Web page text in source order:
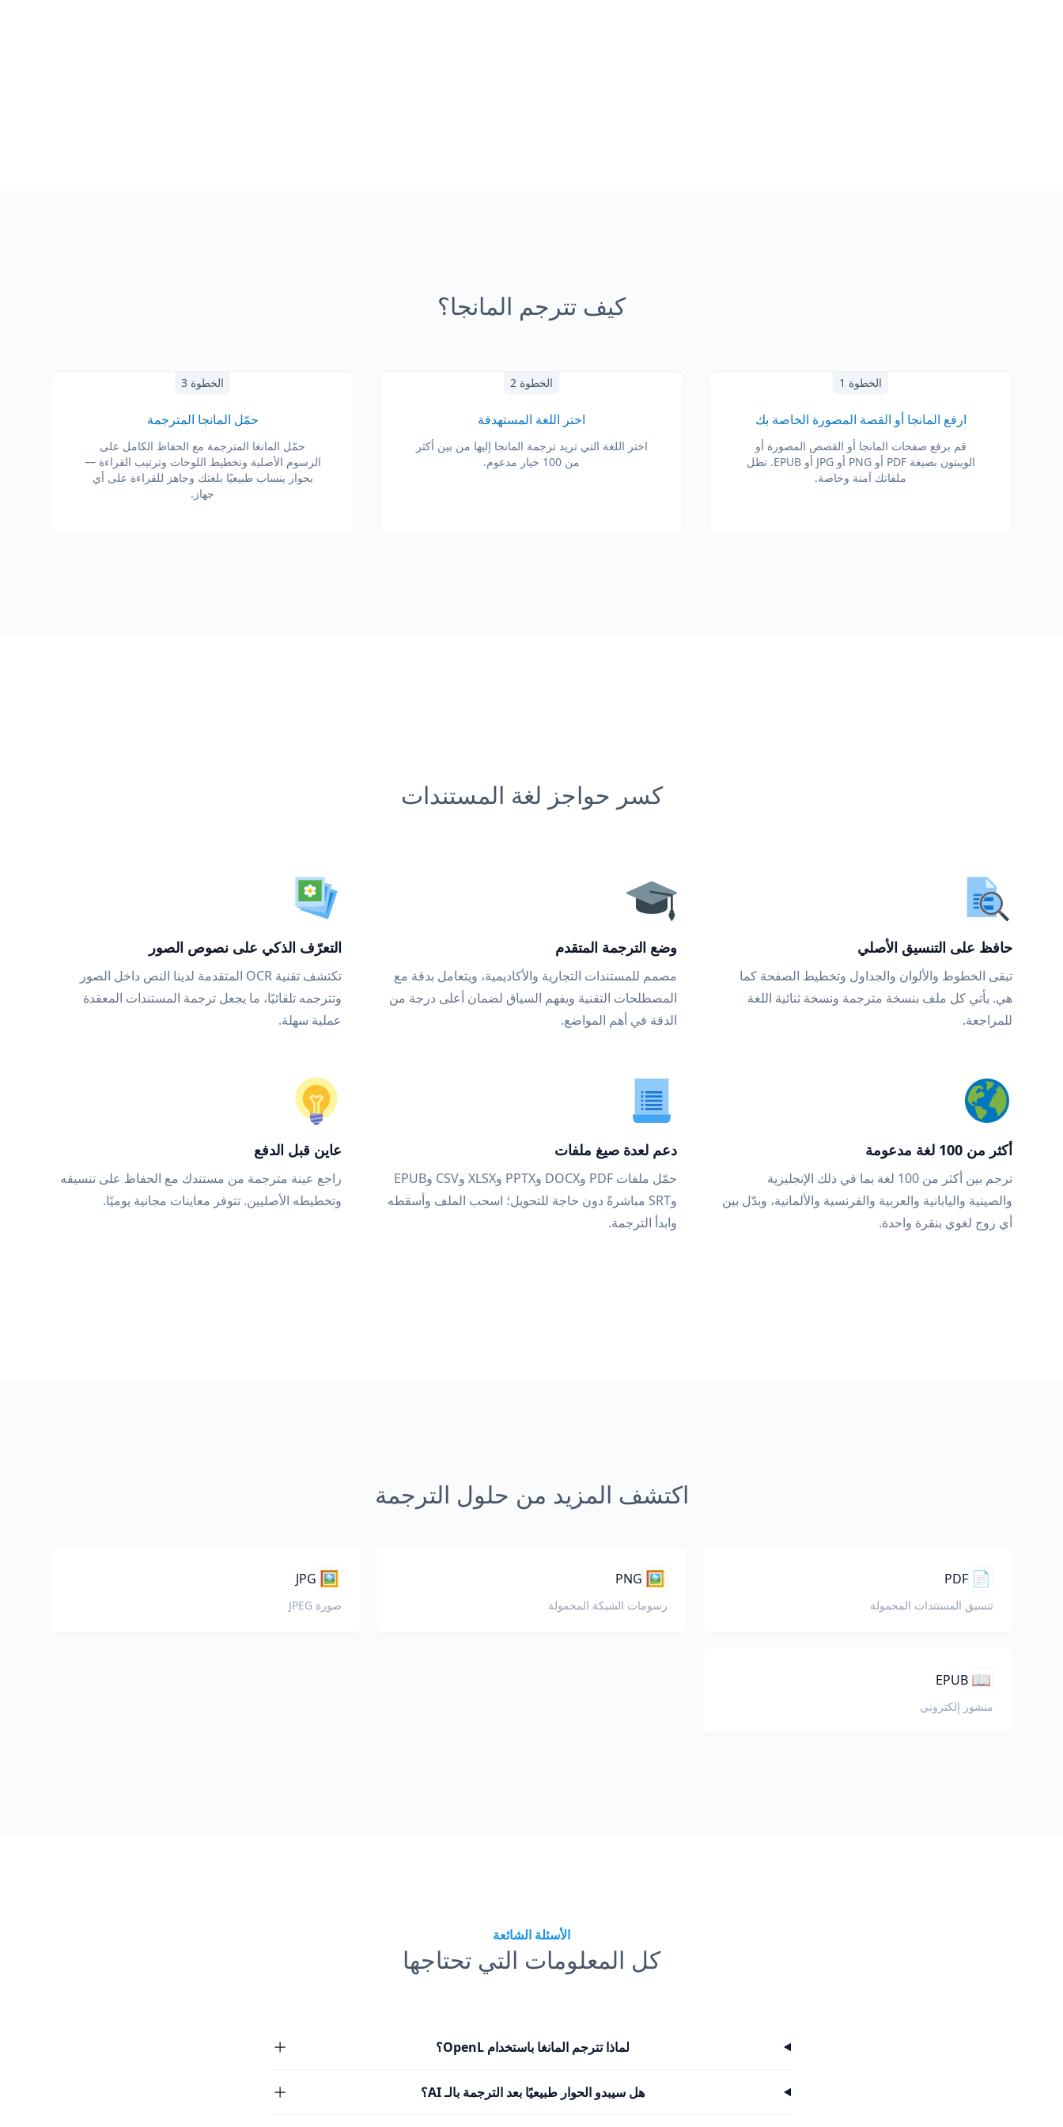
كيف تترجم المانجا؟
الخطوة 1
ارفع المانجا أو القصة المصورة الخاصة بك
قم برفع صفحات المانجا أو القصص المصورة أو
الويبتون بصيغة PDF أو PNG أو JPG أو EPUB. تظل
ملفاتك آمنة وخاصة.
الخطوة 2
اختر اللغة المستهدفة
اختر اللغة التي تريد ترجمة المانجا إليها من بين أكثر
من 100 خيار مدعوم.
الخطوة 3
حمّل المانجا المترجمة
حمّل المانغا المترجمة مع الحفاظ الكامل على
الرسوم الأصلية وتخطيط اللوحات وترتيب القراءة —
بحوار ينساب طبيعيًا بلغتك وجاهز للقراءة على أي
جهاز.
كسر حواجز لغة المستندات
حافظ على التنسيق الأصلي
تبقى الخطوط والألوان والجداول وتخطيط الصفحة كما
هي. يأتي كل ملف بنسخة مترجمة ونسخة ثنائية اللغة
للمراجعة.
وضع الترجمة المتقدم
مصمم للمستندات التجارية والأكاديمية، ويتعامل بدقة مع
المصطلحات التقنية ويفهم السياق لضمان أعلى درجة من
الدقة في أهم المواضع.
التعرّف الذكي على نصوص الصور
تكتشف تقنية OCR المتقدمة لدينا النص داخل الصور
وتترجمه تلقائيًا، ما يجعل ترجمة المستندات المعقدة
عملية سهلة.
أكثر من 100 لغة مدعومة
ترجم بين أكثر من 100 لغة بما في ذلك الإنجليزية
والصينية واليابانية والعربية والفرنسية والألمانية، وبدّل بين
أي زوج لغوي بنقرة واحدة.
دعم لعدة صيغ ملفات
حمّل ملفات PDF وDOCX وPPTX وXLSX وCSV وEPUB
وSRT مباشرةً دون حاجة للتحويل؛ اسحب الملف وأسقطه
وابدأ الترجمة.
عاين قبل الدفع
راجع عينة مترجمة من مستندك مع الحفاظ على تنسيقه
وتخطيطه الأصليين. تتوفر معاينات مجانية يوميًا.
اكتشف المزيد من حلول الترجمة
📄
PDF
تنسيق المستندات المحمولة
🖼️
PNG
رسومات الشبكة المحمولة
🖼️
JPG
صورة JPEG
📖
EPUB
منشور إلكتروني
الأسئلة الشائعة
كل المعلومات التي تحتاجها
لماذا تترجم المانغا باستخدام OpenL؟
هل سيبدو الحوار طبيعيًا بعد الترجمة بالـ AI؟